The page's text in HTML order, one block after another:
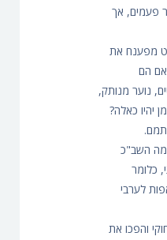
פעמים, אך
6 שנים, הסרט מפענח את
הם
נוער מנותק,
יהיו כאלה?
השב"כ
כלומר
לערבי
והפכו את